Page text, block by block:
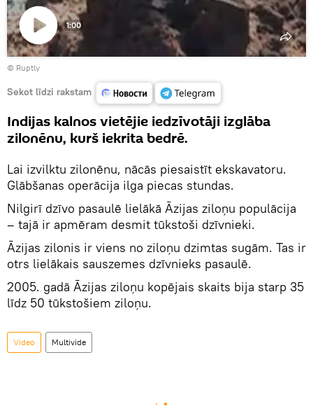
Atskaņot
video
1:00
© Ruptly
Sekot līdzi rakstam
Indijas kalnos vietējie iedzīvotāji izglāba
zilonēnu, kurš iekrita bedrē.
Lai izvilktu zilonēnu, nācās piesaistīt ekskavatoru.
Glābšanas operācija ilga piecas stundas.
Nilgirī dzīvo pasaulē lielākā Āzijas ziloņu populācija
– tajā ir apmēram desmit tūkstoši dzīvnieki.
Āzijas zilonis ir viens no ziloņu dzimtas sugām. Tas ir
otrs lielākais sauszemes dzīvnieks pasaulē.
2005. gadā Āzijas ziloņu kopējais skaits bija starp 35
līdz 50 tūkstošiem ziloņu.
Video Multivide